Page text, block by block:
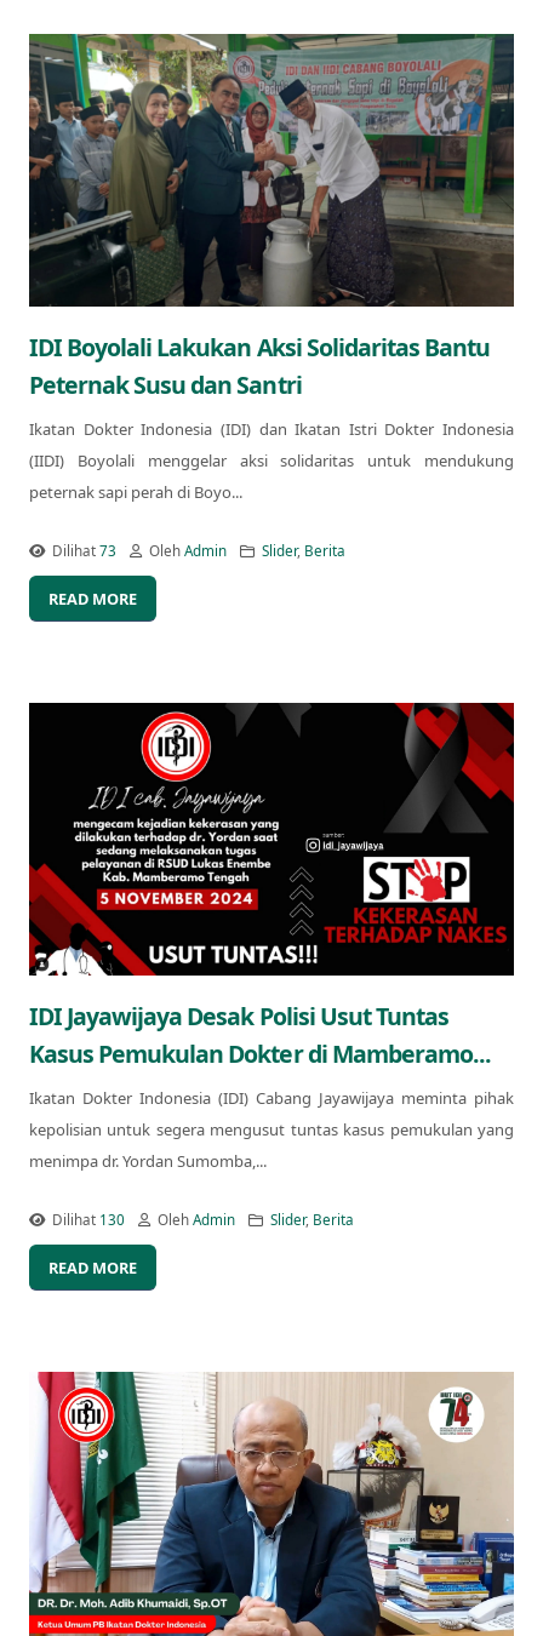
IDI Boyolali Lakukan Aksi Solidaritas Bantu
Peternak Susu dan Santri
Ikatan Dokter Indonesia (IDI) dan Ikatan Istri Dokter Indonesia
(IIDI) Boyolali menggelar aksi solidaritas untuk mendukung
peternak sapi perah di Boyo...
Dilihat73 OlehAdmin Slider, Berita
READ MORE
IDI Jayawijaya Desak Polisi Usut Tuntas
Kasus Pemukulan Dokter di Mamberamo...
Ikatan Dokter Indonesia (IDI) Cabang Jayawijaya meminta pihak
kepolisian untuk segera mengusut tuntas kasus pemukulan yang
menimpa dr. Yordan Sumomba,...
Dilihat 130 OlehAdmin Slider, Berita
READ MORE